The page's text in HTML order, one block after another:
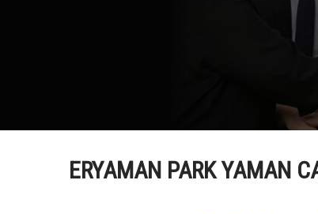
ERYAMAN PARK YAMAN